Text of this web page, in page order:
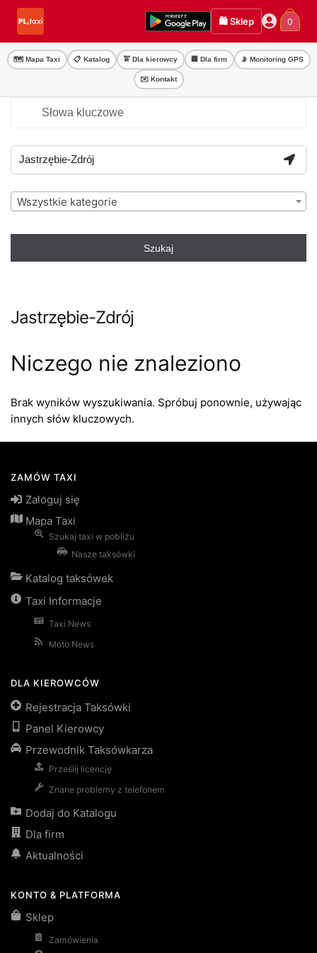
Przejdź
nawigacji
Przejdź
treści
🛍️ Sklep 0
🗺️ Mapa Taxi 📋 Katalog 🚖 Dla kierowcy 🏢 Dla firm 📡 Monitoring GPS
✉️ Kontakt
Wszystkie kategorie
Szukaj
Jastrzębie-Zdrój
Niczego nie znaleziono
Brak wyników wyszukiwania. Spróbuj ponownie, używając
innych słów kluczowych.
ZAMÓW TAXI
Zaloguj się
Mapa Taxi
Szukaj taxi w pobliżu
Nasze taksówki
Katalog taksówek
Taxi Informacje
Taxi News
Moto News
DLA KIEROWCÓW
Rejestracja Taksówki
Panel Kierowcy
Przewodnik Taksówkarza
Prześlij licencję
Znane problemy z telefonem
Dodaj do Katalogu
Dla firm
Aktualności
KONTO & PLATFORMA
Sklep
Zamówienia